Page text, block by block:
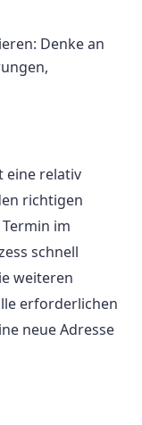
Denke an
eine relativ
richtigen
im
schnell
weiteren
erforderlichen
neue Adresse